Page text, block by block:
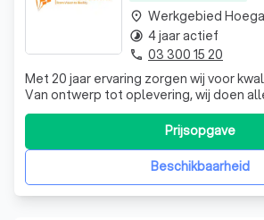
Met 20 jaar ervaring zorgen wij voor
Van ontwerp tot oplevering, wij doen
Binnen de 48 uur na het bezoek
gedetailleerde offerte.
Beschikbaarheid
Prijsopgave
place Werkgebied
timelapse 4 jaar actief
phone 03 300 15 20